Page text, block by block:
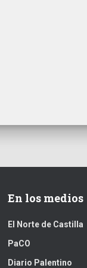
En los medios
El Norte de Castilla
PaCO
Diario Palentino